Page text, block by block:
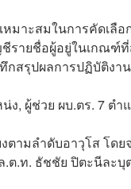
าะสมในการคัดเลือ
ายชื่อผู้อยู่ในเกณฑ์
กสรุปผลการปฏิบัติงาน
ง, ผู้ช่วย ผบ.ตร. 7 ต
ตามลำดับอาวุโส โด
.ท. ธัชชัย ปิตะนีละบุ